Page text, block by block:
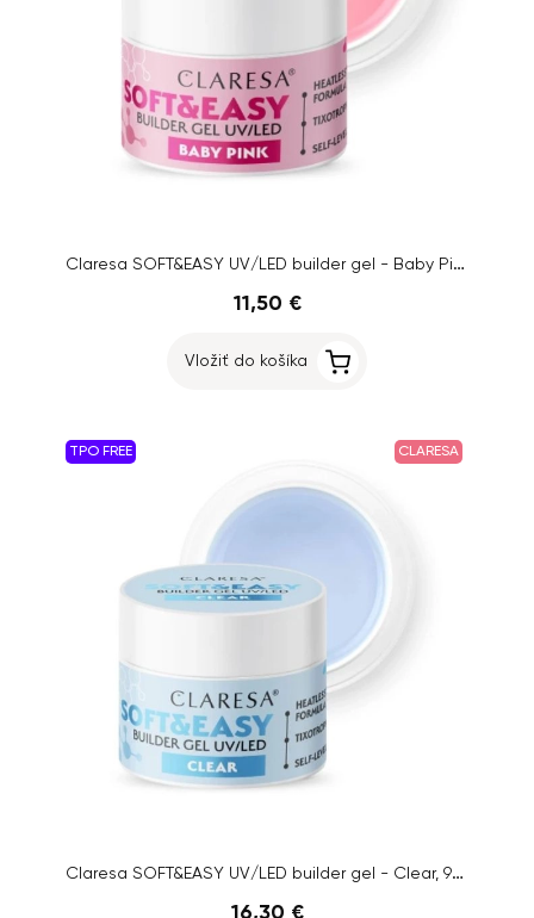
Claresa SOFT&EASY UV/LED builder gel - Baby Pink, 45g
11,50 €
Vložiť do košíka
TPO FREE CLARESA
Claresa SOFT&EASY UV/LED builder gel - Clear, 90g
16,30 €